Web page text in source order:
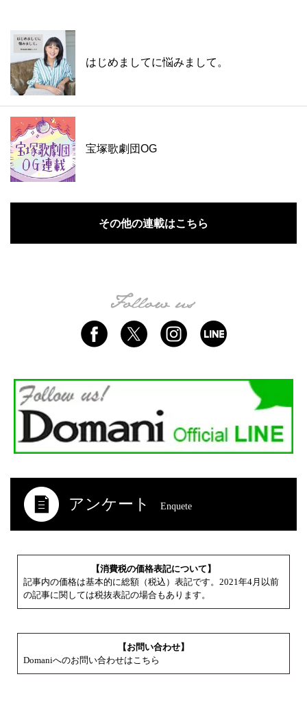
はじめましてに悩みまして。
宝塚歌劇団OG
その他の連載はこちら
アンケート Enquete
【消費税の価格表記について】
記事内の価格は基本的に総額（税込）表記です。2021年4月以前
の記事に関しては税抜表記の場合もあります。
【お問い合わせ】
Domaniへのお問い合わせはこちら